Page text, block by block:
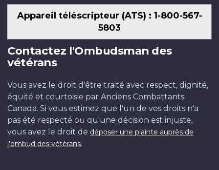
Appareil téléscripteur (ATS) : 1-800-567-
5803
Contactez l'Ombudsman des
vétérans
Vous avez le droit d'être traité avec respect, dignité,
équité et courtoisie par Anciens Combattants
Canada. Si vous estimez que l'un de vos droits n'a
pas été respecté ou qu'une décision est injuste,
vous avez le droit de déposer une plainte auprès de
l'ombud des vétérans.